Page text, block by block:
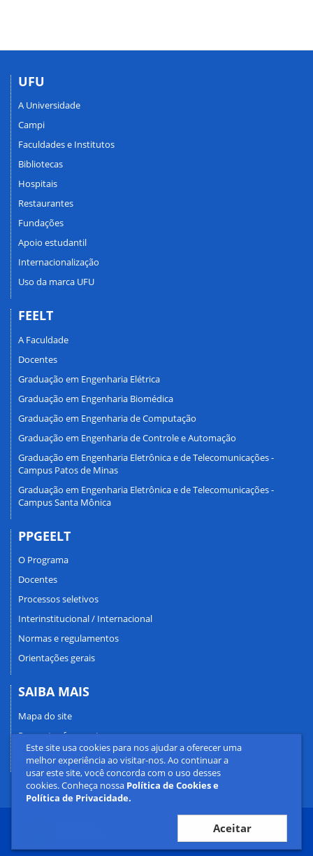
Este site usa cookies para nos ajudar a oferecer uma
melhor experiência ao visitar-nos. Ao continuar a
usar este site, você concorda com o uso desses
cookies. Conheça nossa Política de Cookies e
Política de Privacidade.
Aceitar
UFU
A Universidade
Campi
Faculdades e Institutos
Bibliotecas
Hospitais
Restaurantes
Fundações
Apoio estudantil
Internacionalização
Uso da marca UFU
FEELT
A Faculdade
Docentes
Graduação em Engenharia Elétrica
Graduação em Engenharia Biomédica
Graduação em Engenharia de Computação
Graduação em Engenharia de Controle e Automação
Graduação em Engenharia Eletrônica e de Telecomunicações -
Campus Patos de Minas
Graduação em Engenharia Eletrônica e de Telecomunicações -
Campus Santa Mônica
PPGEELT
O Programa
Docentes
Processos seletivos
Interinstitucional / Internacional
Normas e regulamentos
Orientações gerais
SAIBA MAIS
Mapa do site
Perguntas frequentes
Fale conosco